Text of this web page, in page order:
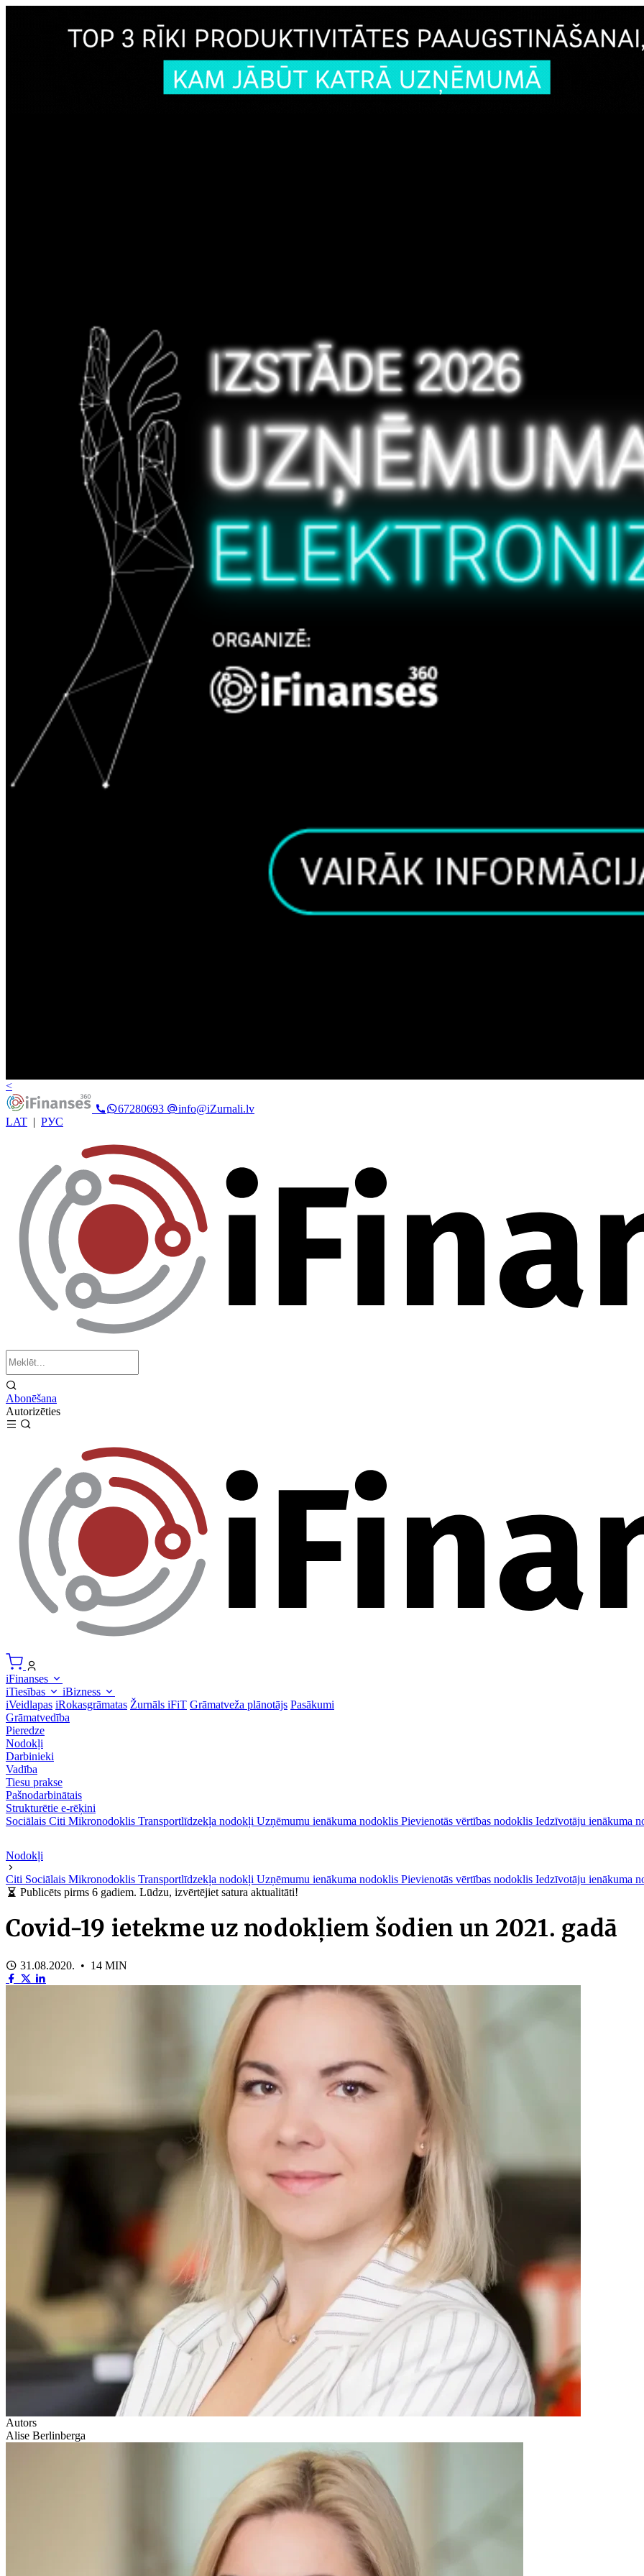
<
67280693
info@iZurnali.lv
LAT | РУС
Abonēšana
Autorizēties
iFinanses
iTiesības
iBizness
iVeidlapas iRokasgrāmatas Žurnāls iFiT Grāmatveža plānotājs Pasākumi
Grāmatvedība
Pieredze
Nodokļi
Darbinieki
Vadība
Tiesu prakse
Pašnodarbinātais
Strukturētie e-rēķini
Sociālais Citi Mikronodoklis Transportlīdzekļa nodokļi Uzņēmumu ienākuma nodoklis Pievienotās vērtības nodoklis Iedzīvotāju ienākuma
Nodokļi
Citi Sociālais Mikronodoklis Transportlīdzekļa nodokļi Uzņēmumu ienākuma nodoklis Pievienotās vērtības nodoklis Iedzīvotāju ienākuma
Publicēts pirms 6 gadiem. Lūdzu, izvērtējiet satura aktualitāti!
Covid-19 ietekme uz nodokļiem šodien un 2021. gadā
31.08.2020. • 14 MIN
Autors
Alise Berlinberga